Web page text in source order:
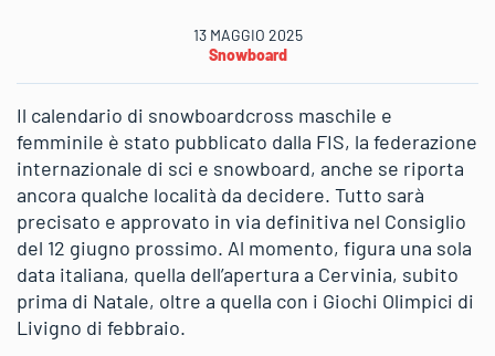
13 MAGGIO 2025
Snowboard
Il calendario di snowboardcross maschile e
femminile è stato pubblicato dalla FIS, la federazione
internazionale di sci e snowboard, anche se riporta
ancora qualche località da decidere. Tutto sarà
precisato e approvato in via definitiva nel Consiglio
del 12 giugno prossimo. Al momento, figura una sola
data italiana, quella dell’apertura a Cervinia, subito
prima di Natale, oltre a quella con i Giochi Olimpici di
Livigno di febbraio.